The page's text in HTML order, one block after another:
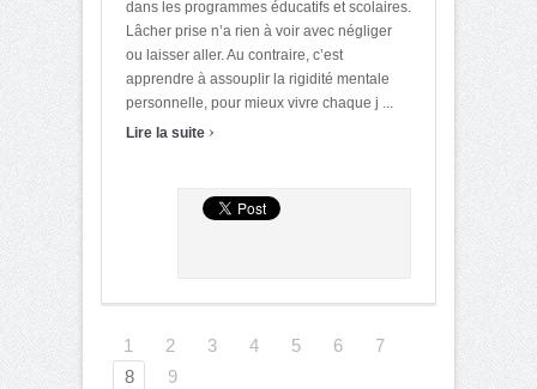
dans les programmes éducatifs et scolaires.
Lâcher prise n’a rien à voir avec négliger
ou laisser aller. Au contraire, c’est
apprendre à assouplir la rigidité mentale
personnelle, pour mieux vivre chaque j ...
Lire la suite ›
1 2 3 4 5 6
7
8
9